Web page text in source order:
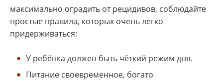
максимально оградить от рецидивов, соблюдайте
простые правила, которых очень легко
придерживаться:
У ребёнка должен быть чёткий режим дня.
Питание своевременное, богато